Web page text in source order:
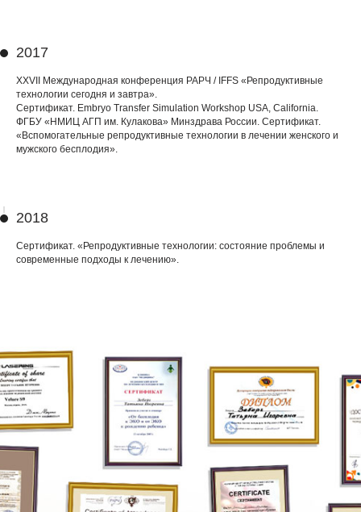
2017
ХХVII Международная конференция РАРЧ / IFFS «Репродуктивные
технологии сегодня и завтра».
Сертификат. Embryo Transfer Simulation Workshop USA, California.
ФГБУ «НМИЦ АГП им. Кулакова» Минздрава России. Сертификат.
«Вспомогательные репродуктивные технологии в лечении женского и
мужского бесплодия».
2018
Сертификат. «Репродуктивные технологии: состояние проблемы и
современные подходы к лечению».